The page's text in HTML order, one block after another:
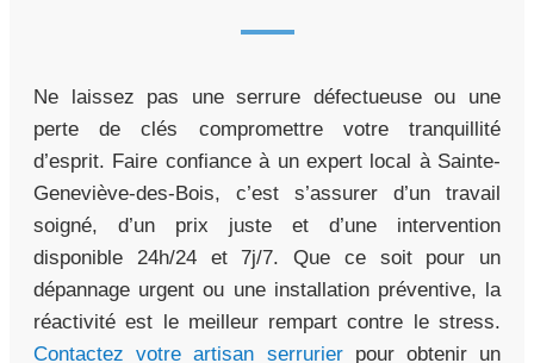
Ne laissez pas une serrure défectueuse ou une
perte de clés compromettre votre tranquillité
d’esprit. Faire confiance à un expert local à Sainte-
Geneviève-des-Bois, c’est s’assurer d’un travail
soigné, d’un prix juste et d’une intervention
disponible 24h/24 et 7j/7. Que ce soit pour un
dépannage urgent ou une installation préventive, la
réactivité est le meilleur rempart contre le stress.
Contactez votre artisan serrurierpour obtenir un